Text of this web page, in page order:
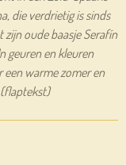
die verdrietig is sinds
oude baasje Serafín
geuren en kleuren
warme zomer en